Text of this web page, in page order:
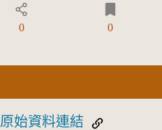
0 0
原始資料連結